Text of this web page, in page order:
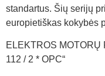
standartus. Šių serijų
europietiškas kokybės
ELEKTROS MOTORŲ
112 / 2 * OPC“